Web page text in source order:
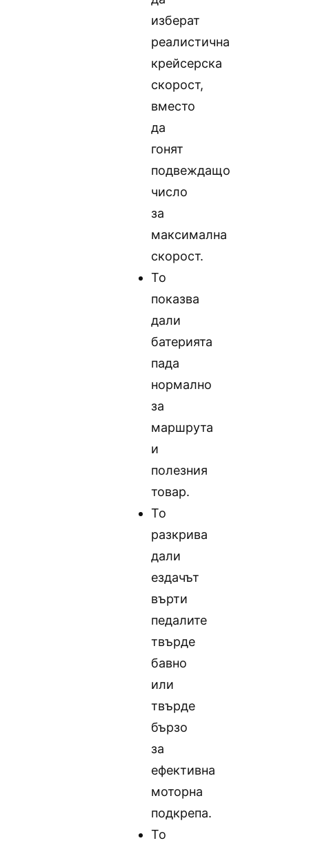
изберат
реалистична
крейсерска
скорост,
вместо
да
гонят
подвеждащо
число
за
максимална
скорост.
То
показва
дали
батерията
пада
нормално
за
маршрута
и
полезния
товар.
То
разкрива
дали
ездачът
върти
педалите
твърде
бавно
или
твърде
бързо
за
ефективна
моторна
подкрепа.
То